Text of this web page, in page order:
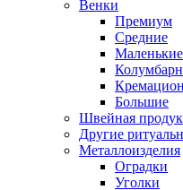
Венки
Премиум
Средние
Маленькие
Большие
Швейная
Другие
Металлоизделия
Оградки
Уголки